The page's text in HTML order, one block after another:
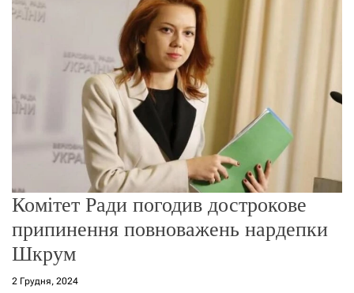
Комітет Ради погодив дострокове
припинення повноважень нардепки
Шкрум
2 Грудня, 2024